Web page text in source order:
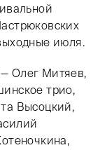
июля.
Олег Митяев,
трио,
Высоцкий,